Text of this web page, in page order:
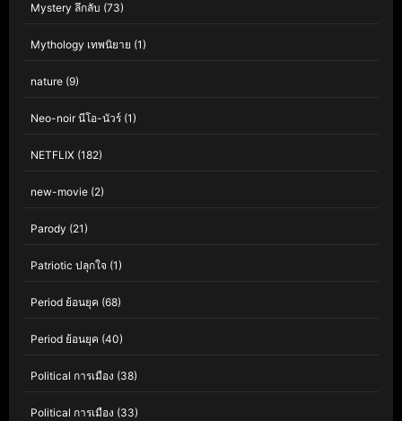
Mystery ลึกลับ (73)
Mythology เทพนิยาย (1)
nature (9)
Neo-noir นีโอ-นัวร์ (1)
NETFLIX (182)
new-movie (2)
Parody (21)
Patriotic ปลุกใจ (1)
Period ย้อนยุค (68)
Period ย้อนยุค (40)
Political การเมือง (38)
Political การเมือง (33)